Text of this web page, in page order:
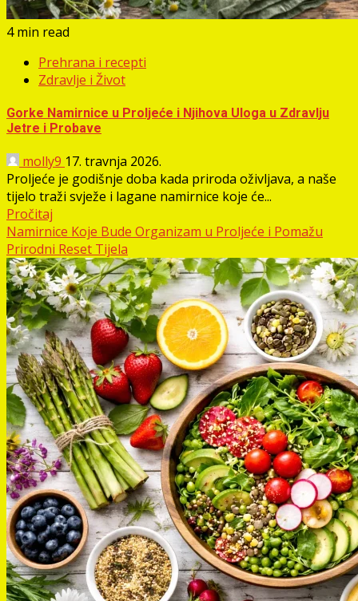
4 min read
Prehrana i recepti
Zdravlje i Život
Gorke Namirnice u Proljeće i Njihova Uloga u Zdravlju
Jetre i Probave
molly9 17. travnja 2026.
Proljeće je godišnje doba kada priroda oživljava, a naše
tijelo traži svježe i lagane namirnice koje će...
Pročitaj
Namirnice Koje Bude Organizam u Proljeće i Pomažu
Prirodni Reset Tijela